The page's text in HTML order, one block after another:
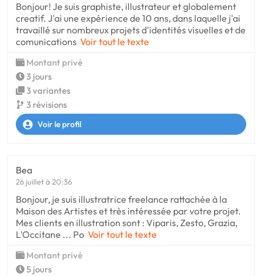
Bonjour! Je suis graphiste, illustrateur et globalement
creatif. J'ai une expérience de 10 ans, dans laquelle j'ai
travaillé sur nombreux projets d'identités visuelles et de
comunications Voir tout le texte
Montant privé
3 jours
3 variantes
3 révisions
Voir le profil
Bea
26 juillet à 20:36
Bonjour, je suis illustratrice freelance rattachée à la
Maison des Artistes et très intéressée par votre projet.
Mes clients en illustration sont : Viparis, Zesto, Grazia,
L'Occitane ... Po Voir tout le texte
Montant privé
5 jours